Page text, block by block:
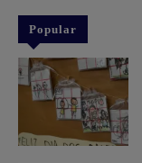
Popular